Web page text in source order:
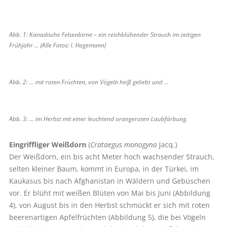
Abb. 1: Kanadische Felsenbirne – ein reichblühender Strauch im zeitigen
Frühjahr … (Alle Fotos: I. Hagemann)
Abb. 2: … mit roten Früchten, von Vögeln heiß geliebt und ...
Abb. 3: … im Herbst mit einer leuchtend orangeroten Laubfärbung.
Eingriffliger Weißdorn (Crataegus monogyna Jacq.)
Der Weißdorn, ein bis acht Meter hoch wachsender Strauch,
selten kleiner Baum, kommt in Europa, in der Türkei, im
Kaukasus bis nach Afghanistan in Wäldern und Gebüschen
vor. Er blüht mit weißen Blüten von Mai bis Juni (Abbildung
4), von August bis in den Herbst schmückt er sich mit roten
beerenartigen Apfelfrüchten (Abbildung 5), die bei Vögeln